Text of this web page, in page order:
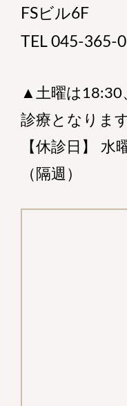
FSビル6F
TEL 045-365-
▲土曜は
診療となります
【休診日】 水
（隔週）